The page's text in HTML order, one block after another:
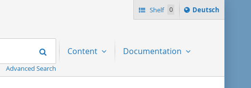
Shelf 0
Sprache
ï¿½ndern
Deutsch
Search
Advanced Search
Content Documentation